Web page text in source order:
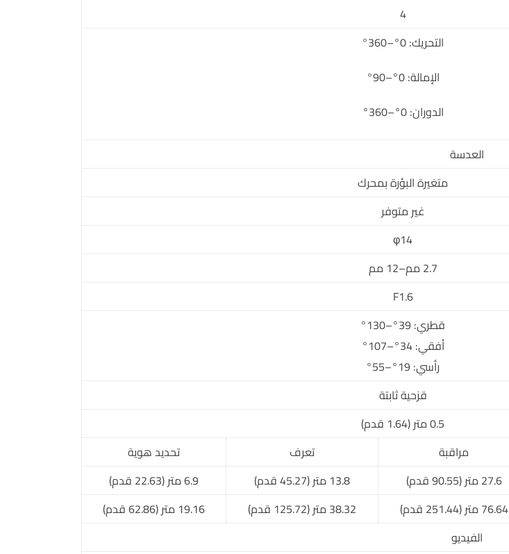
4
التحريك: 0°–360°
الإمالة: 0°–90°
الدوران: 0°–360°
العدسة
متغيرة البؤرة بمحرك
غير متوفر
φ14
2.7 مم–12 مم
F1.6
قطري: 39°–130°
أفقي: 34°–107°
رأسي: 19°–55°
قزحية ثابتة
0.5 متر (1.64 قدم)
مراقبة تعرف
تحديد هوية
27.6 متر (90.55 قدم) 13.8 متر (45.27 قدم)
6.9 متر (22.63 قدم)
76.64 متر (251.44 قدم) 38.32 متر (125.72 قدم)
19.16 متر (62.86 قدم)
الفيديو